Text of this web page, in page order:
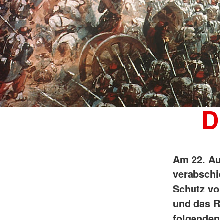
Am 22.
Schutz
und das